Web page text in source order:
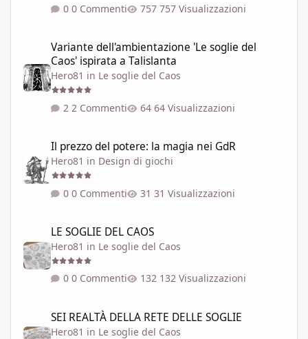
0 Commenti 757 Visualizzazioni
Variante dell'ambientazione 'Le soglie del
Caos' ispirata a Talislanta
Hero81 in Le soglie del Caos
2 Commenti 64 Visualizzazioni
Il prezzo del potere: la magia nei GdR
Hero81 in Design di giochi
0 Commenti 31 Visualizzazioni
LE SOGLIE DEL CAOS
Hero81 in Le soglie del Caos
0 Commenti 132 Visualizzazioni
SEI REALTÀ DELLA RETE DELLE SOGLIE
Hero81 in Le soglie del Caos